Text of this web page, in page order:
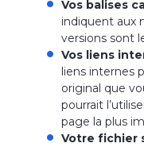
Vos balises
indiquent aux
versions sont
Vos liens
liens internes
original que
pourrait
page la plus
Votre fichier